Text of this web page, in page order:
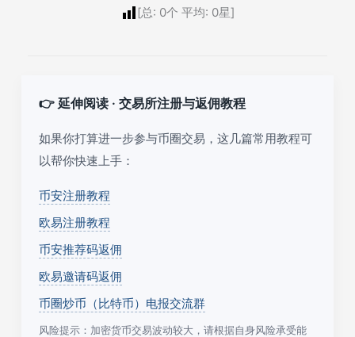
[总: 0个 平均: 0星]
👉 延伸阅读 · 交易所注册与返佣教程
如果你打算进一步参与币圈交易，这几篇常用教程可
以帮你快速上手：
币安注册教程
欧易注册教程
币安推荐码返佣
欧易邀请码返佣
币圈炒币（比特币）电报交流群
风险提示：加密货币交易波动较大，请根据自身风险承受能